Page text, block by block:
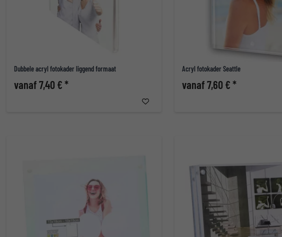
Dubbele acryl fotokader liggend formaat
vanaf 7,40 € *
Acryl fotokader Seattle
vanaf 7,60 € *